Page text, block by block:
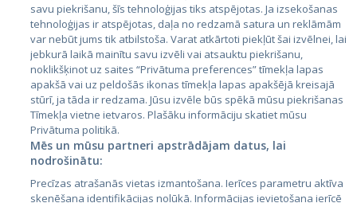
Lietuva
City24.lv
City24.ee
CVbankas.lt
Kainos.lt
savu piekrišanu, šīs tehnoloģijas tiks atspējotas. Ja izsekošanas
tehnoloģijas ir atspējotas, daļa no redzamā satura un reklāmām
var nebūt jums tik atbilstoša. Varat atkārtoti piekļūt šai izvēlnei, lai
jebkurā laikā mainītu savu izvēli vai atsauktu piekrišanu,
noklikšķinot uz saites “Privātuma preferences” tīmekļa lapas
apakšā vai uz peldošās ikonas tīmekļa lapas apakšējā kreisajā
stūrī, ja tāda ir redzama. Jūsu izvēle būs spēkā mūsu piekrišanas
Tīmekļa vietne ietvaros. Plašāku informāciju skatiet mūsu
Privātuma politikā.
Mēs un mūsu partneri apstrādājam datus, lai
nodrošinātu:
Precīzas atrašanās vietas izmantošana. Ierīces parametru aktīva
skenēšana identifikācijas nolūkā. Informācijas ievietošana ierīcē